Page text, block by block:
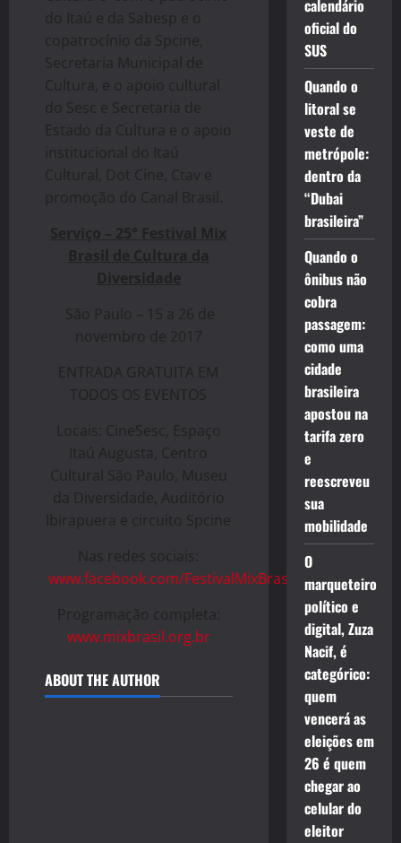
do Itaú e da Sabesp e o
copatrocínio da Spcine,
Secretaria Municipal de
Cultura, e o apoio cultural
do Sesc e Secretaria de
Estado da Cultura e o apoio
institucional do Itaú
Cultural, Dot Cine, Ctav e
promoção do Canal Brasil.
Serviço – 25° Festival Mix
Brasil de Cultura da
Diversidade
São Paulo – 15 a 26 de
novembro de 2017
ENTRADA GRATUITA EM
TODOS OS EVENTOS
Locais: CineSesc, Espaço
Itaú Augusta, Centro
Cultural São Paulo, Museu
da Diversidade, Auditório
Ibirapuera e circuito Spcine
Nas redes sociais:
www.facebook.com/FestivalMixBrasil
Programação completa:
www.mixbrasil.org.br
ABOUT THE AUTHOR
calendário
oficial do
SUS
Quando o
litoral se
veste de
metrópole:
dentro da
“Dubai
brasileira”
Quando o
ônibus não
cobra
passagem:
como uma
cidade
brasileira
apostou na
tarifa zero
e
reescreveu
sua
mobilidade
O
marqueteiro
político e
digital, Zuza
Nacif, é
categórico:
quem
vencerá as
eleições em
26 é quem
chegar ao
celular do
eleitor